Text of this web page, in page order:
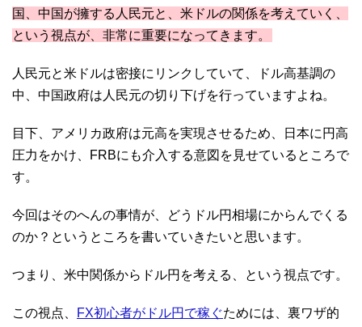
国、中国が擁する人民元と、米ドルの関係を考えていく、
という視点が、非常に重要になってきます。
人民元と米ドルは密接にリンクしていて、ドル高基調の
中、中国政府は人民元の切り下げを行っていますよね。
目下、アメリカ政府は元高を実現させるため、日本に円高
圧力をかけ、FRBにも介入する意図を見せているところで
す。
今回はそのへんの事情が、どうドル円相場にからんでくる
のか？というところを書いていきたいと思います。
つまり、米中関係からドル円を考える、という視点です。
この視点、 FX初心者がドル円で稼ぐためには、裏ワザ的